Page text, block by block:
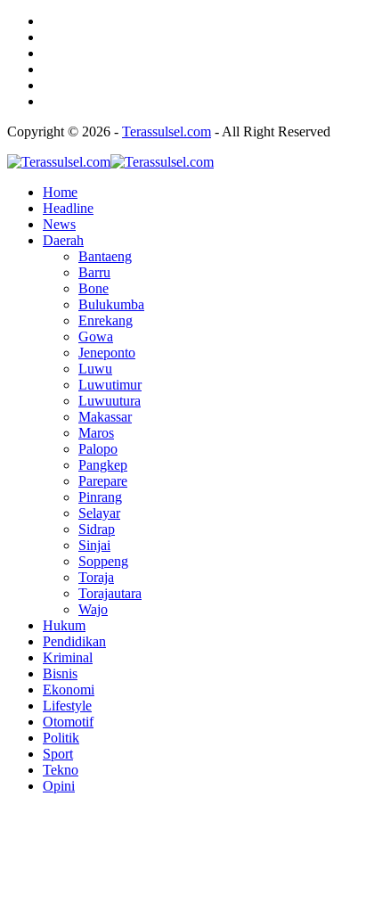
Copyright © 2026 - Terassulsel.com - All Right Reserved
Home
Headline
News
Daerah
Bantaeng
Barru
Bone
Bulukumba
Enrekang
Gowa
Jeneponto
Luwu
Luwutimur
Luwuutura
Makassar
Maros
Palopo
Pangkep
Parepare
Pinrang
Selayar
Sidrap
Sinjai
Soppeng
Toraja
Torajautara
Wajo
Hukum
Pendidikan
Kriminal
Bisnis
Ekonomi
Lifestyle
Otomotif
Politik
Sport
Tekno
Opini